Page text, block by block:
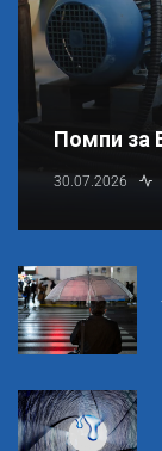
Помпи за
30.07.2026